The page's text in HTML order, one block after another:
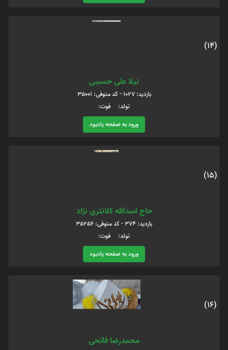
(14)
نیلا علی حسینی
بازدید: 1027 - کد متوفی: 35001
تولد: فوت:
ورود به صفحه یادبود
(15)
حاج اسدالله کلانتری نژاد
بازدید: 374 - کد متوفی: 35256
تولد: فوت:
ورود به صفحه یادبود
(16)
محمدرضا فاتحی